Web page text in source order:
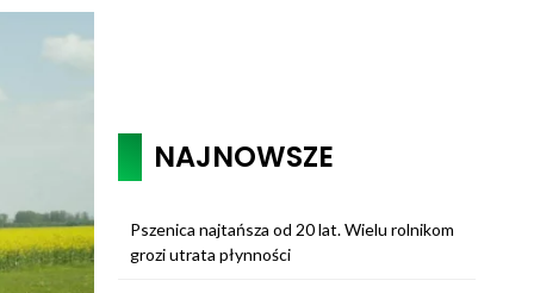
NAJNOWSZE
Pszenica najtańsza od 20 lat. Wielu rolnikom
grozi utrata płynności